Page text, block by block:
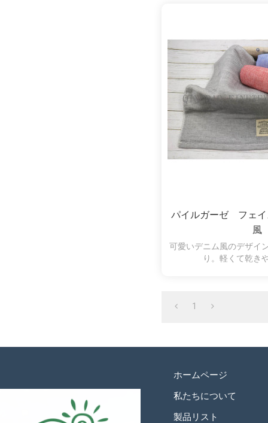
パイルガーゼ フェ
風
可愛いデニム風のデザイ
り。軽くて乾き
1
ホームページ
私たちについて
製品リスト